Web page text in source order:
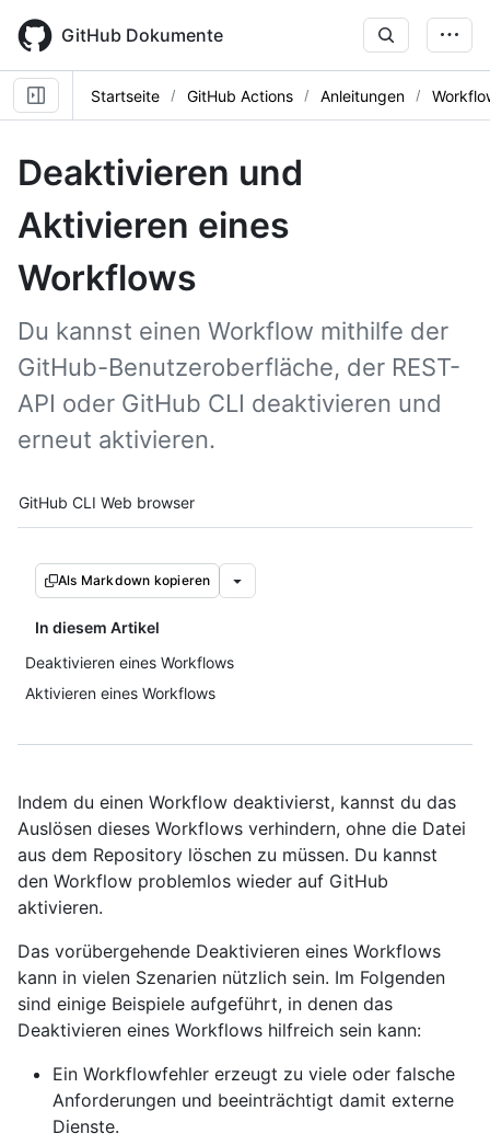
main
content
GitHub Dokumente
Startseite GitHub Actions Anleitungen
Deaktivieren und
Aktivieren eines
Workflows
Du kannst einen Workflow mithilfe der
GitHub-Benutzeroberfläche, der REST-
API oder GitHub CLI deaktivieren und
erneut aktivieren.
Tool navigation
GitHub CLI Web browser
Als Markdown kopieren
In diesem Artikel
Deaktivieren eines Workflows
Aktivieren eines Workflows
Indem du einen Workflow deaktivierst, kannst du das
Auslösen dieses Workflows verhindern, ohne die Datei
aus dem Repository löschen zu müssen. Du kannst
den Workflow problemlos wieder auf GitHub
aktivieren.
Das vorübergehende Deaktivieren eines Workflows
kann in vielen Szenarien nützlich sein. Im Folgenden
sind einige Beispiele aufgeführt, in denen das
Deaktivieren eines Workflows hilfreich sein kann:
Ein Workflowfehler erzeugt zu viele oder falsche
Anforderungen und beeinträchtigt damit externe
Dienste.